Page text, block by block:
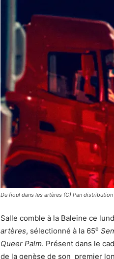
Du fioul dans les artères (C) Pan distribution
Salle comble à la Baleine ce
artères, sélectionné à la 65e
Queer Palm. Présent dans le
de la genèse de son premier